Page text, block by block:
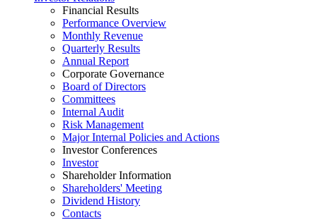
Financial Results
Performance Overview
Monthly Revenue
Quarterly Results
Annual Report
Corporate Governance
Board of Directors
Committees
Internal Audit
Risk Management
Major Internal Policies and Actions
Investor Conferences
Investor
Shareholder Information
Shareholders' Meeting
Dividend History
Contacts